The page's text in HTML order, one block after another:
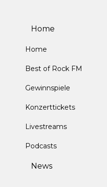
Home
Home
Best of Rock FM
Gewinnspiele
Konzerttickets
Livestreams
Podcasts
News